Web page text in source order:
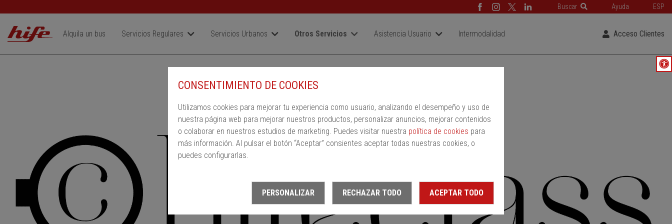
CONSENTIMIENTO DE COOKIES
Utilizamos cookies para mejorar tu experiencia como usuario, analizando el desempeño y uso de
nuestra página web para mejorar nuestros productos, personalizar anuncios, mejorar contenidos
o colaborar en nuestros estudios de marketing. Puedes visitar nuestra política de cookies para
más información. Al pulsar el botón “Aceptar” consientes aceptar todas nuestras cookies, o
puedes configurarlas.
PERSONALIZAR RECHAZAR TODO ACEPTAR TODO
Buscar Ayuda ESP
Alquila un bus Servicios Regulares Servicios Urbanos Otros Servicios Asistencia Usuario Intermodalidad Acceso Clientes